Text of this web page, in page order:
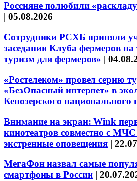
Россияне полюбили
| 05.08.2026
Сотрудники РСХБ приняли
заседании Клуба фермеров
туризм для фермеров» |
«Ростелеком» провел серию
«БезОпасный интернет» в
Кенозерского национального
Внимание на экран: Wink
кинотеатров совместно с МЧС
экстренные оповещения |
МегаФон назвал самые
смартфоны в России |